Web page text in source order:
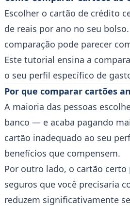
Escolher o cartão de crédito
de reais por ano no seu
comparação pode parecer
Este tutorial ensina a
o seu perfil específico de
Por que comparar cartões
A maioria das pessoas
banco — e acaba pagando
cartão inadequado ao seu
benefícios que compensem.
Por outro lado, o cartão certo
seguros que você precisaria
reduzem significativamente